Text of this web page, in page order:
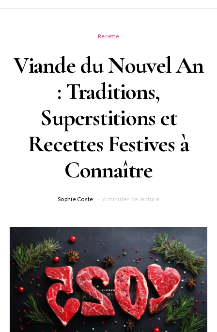
Recette
Viande du Nouvel An
: Traditions,
Superstitions et
Recettes Festives à
Connaître
Sophie Coste 6 minutes de lecture